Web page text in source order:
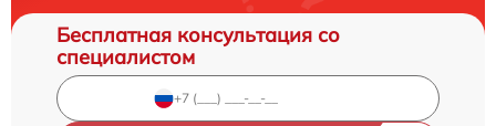
Бесплатная консультация со
специалистом